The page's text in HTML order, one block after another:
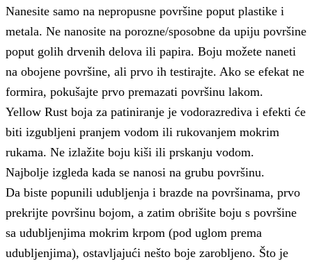
Nanesite samo na nepropusne površine poput plastike i
metala. Ne nanosite na porozne/sposobne da upiju površine
poput golih drvenih delova ili papira. Boju možete naneti
na obojene površine, ali prvo ih testirajte. Ako se efekat ne
formira, pokušajte prvo premazati površinu lakom.
Yellow Rust boja za patiniranje je vodorazrediva i efekti će
biti izgubljeni pranjem vodom ili rukovanjem mokrim
rukama. Ne izlažite boju kiši ili prskanju vodom.
Najbolje izgleda kada se nanosi na grubu površinu.
Da biste popunili udubljenja i brazde na površinama, prvo
prekrijte površinu bojom, a zatim obrišite boju s površine
sa udubljenjima mokrim krpom (pod uglom prema
udubljenjima), ostavljajući nešto boje zarobljeno. Što je